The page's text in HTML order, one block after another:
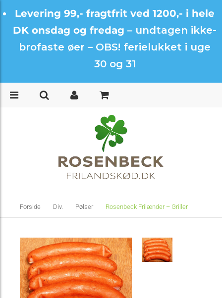
Levering 99,- fragtfrit ved 1200,- i hele
DK onsdag og fredag – undtagen ikke-
brofaste øer – OBS! ferielukket i uge
30 og 31
Forside Div. Pølser Rosenbeck Frilænder – Griller